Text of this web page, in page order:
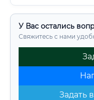
У Вас остались
Свяжитесь с нами
Задать